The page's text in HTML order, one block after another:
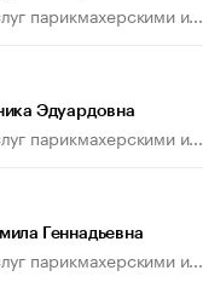
парикмахерскими и...
Эдуардовна
парикмахерскими и...
Геннадьевна
парикмахерскими и...